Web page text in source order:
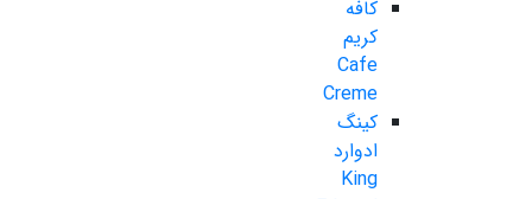
کافه
کریم
Cafe
Creme
کینگ
ادوارد
King